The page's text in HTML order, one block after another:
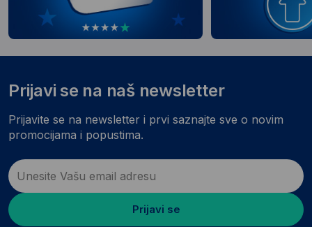
Prijavi se na naš newsletter
Prijavite se na newsletter i prvi saznajte sve o novim
promocijama i popustima.
Prijavi se